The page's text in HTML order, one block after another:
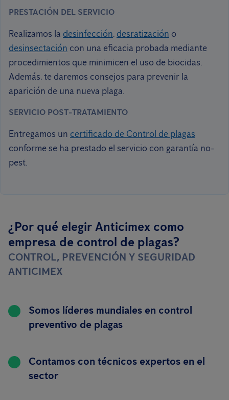
PRESTACIÓN DEL SERVICIO
Realizamos la desinfección, desratización o
desinsectación con una eficacia probada mediante
procedimientos que minimicen el uso de biocidas.
Además, te daremos consejos para prevenir la
aparición de una nueva plaga.
SERVICIO POST-TRATAMIENTO
Entregamos un certificado de Control de plagas
conforme se ha prestado el servicio con garantía no-
pest.
¿Por qué elegir Anticimex como
empresa de control de plagas?
CONTROL, PREVENCIÓN Y SEGURIDAD
ANTICIMEX
Somos líderes mundiales en control
preventivo de plagas
Contamos con técnicos expertos en el
sector